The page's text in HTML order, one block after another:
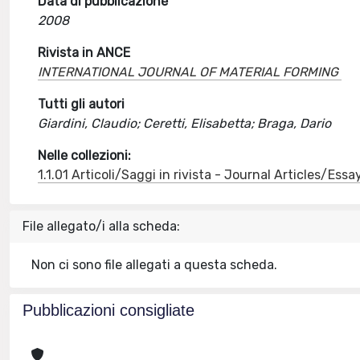
2008
Rivista in ANCE
INTERNATIONAL JOURNAL OF MATERIAL FORMING
Tutti gli autori
Giardini, Claudio; Ceretti, Elisabetta; Braga, Dario
Nelle collezioni:
1.1.01 Articoli/Saggi in rivista - Journal Articles/
File allegato/i alla scheda:
Non ci sono file allegati a questa scheda.
Pubblicazioni consigliate